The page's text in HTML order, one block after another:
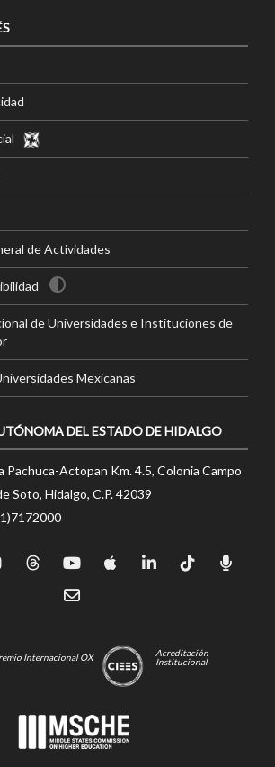
de Actividades
de Universidades e Instituciones de
Mexicanas
DEL ESTADO DE HIDALGO
Pachuca-Actopan Km. 4.5, Colonia Campo
Soto, Hidalgo, C.P. 42039
Internacional OX
Acreditación
Institucional